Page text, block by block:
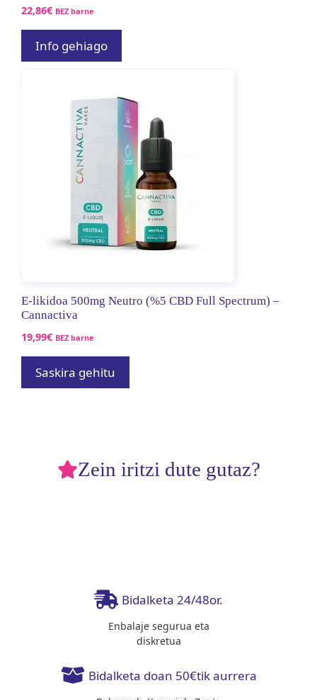
22,86€ BEZ barne
Info gehiago
E-likidoa 500mg Neutro (%5 CBD Full Spectrum) –
Cannactiva
19,99€ BEZ barne
Saskira gehitu
Zein iritzi dute gutaz?
Bidalketa 24/48or.
Enbalaje segurua eta
diskretua
Bidalketa doan 50€tik aurrera